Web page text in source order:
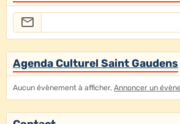
Agenda Culturel Saint Gaudens
Aucun évènement à afficher, Annoncer un